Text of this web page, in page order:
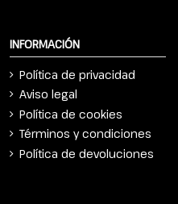
INFORMACIÓN
Política de privacidad
Aviso legal
Política de cookies
Términos y condiciones
Política de devoluciones